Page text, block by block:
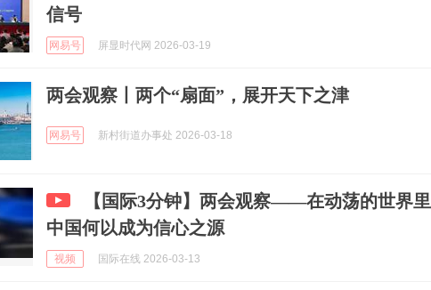
信号
网易号 屏显时代网 2026-03-19
两会观察丨两个“扇面”，展开天下之津
网易号 新村街道办事处 2026-03-18
【国际3分钟】两会观察——在动荡的世界里
中国何以成为信心之源
视频 国际在线 2026-03-13